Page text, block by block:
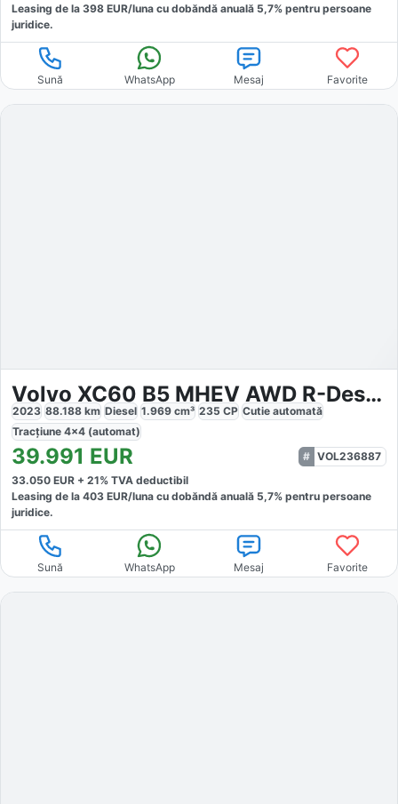
Leasing de la 398 EUR/luna cu dobăndă anuală 5,7% pentru persoane
juridice.
Sună WhatsApp Mesaj Favorite
Volvo XC60 B5 MHEV AWD R-Design
2023 88.188 km Diesel 1.969 cm³ 235 CP Cutie automată
Tracțiune 4x4 (automat)
39.991 EUR
VOL236887
33.050 EUR + 21% TVA deductibil
Leasing de la 403 EUR/luna cu dobăndă anuală 5,7% pentru persoane
juridice.
Sună WhatsApp Mesaj Favorite